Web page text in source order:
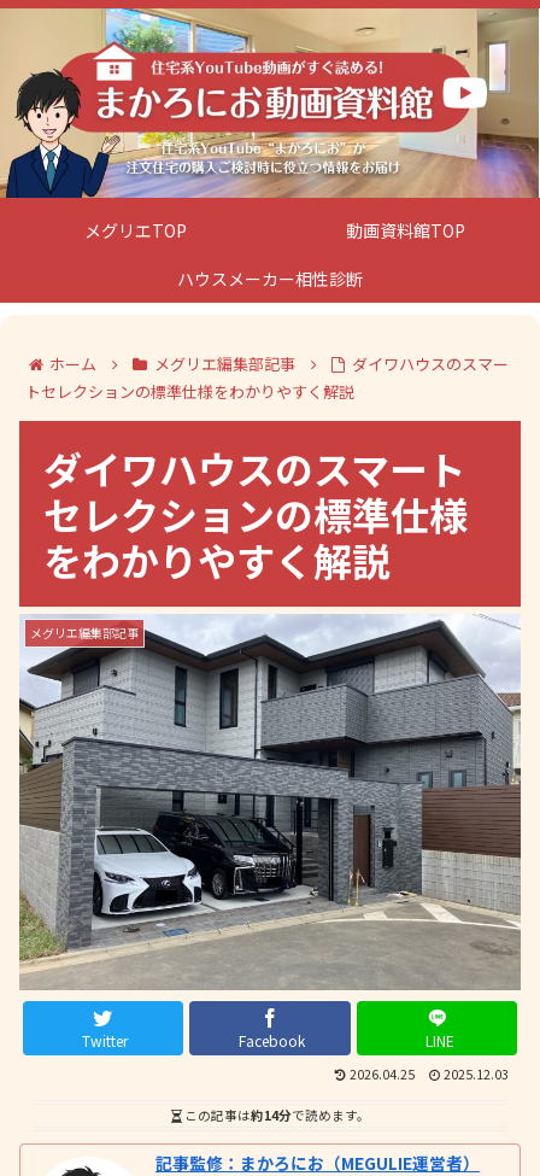
メグリエTOP
動画資料館TOP
ハウスメーカー相性診断
ホーム メグリエ編集部記事
ダイワハウスのスマー
トセレクションの標準仕様をわかりやすく解説
ダイワハウスのスマート
セレクションの標準仕様
をわかりやすく解説
メグリエ編集部記事
Twitter Facebook LINE
2026.04.25 2025.12.03
この記事は約14分で読めます。
記事監修：まかろにお（MEGULIE運営者）